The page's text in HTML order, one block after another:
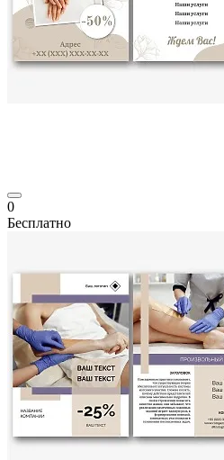
0
Бесплатно